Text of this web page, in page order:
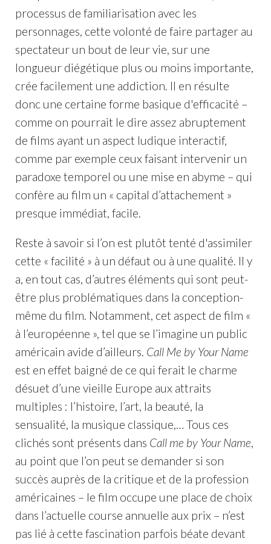
processus de familiarisation avec les
personnages, cette volonté de faire partager au
spectateur un bout de leur vie, sur une
longueur diégétique plus ou moins importante,
crée facilement une addiction. Il en résulte
donc une certaine forme basique d'efficacité –
comme on pourrait le dire assez abruptement
de films ayant un aspect ludique interactif,
comme par exemple ceux faisant intervenir un
paradoxe temporel ou une mise en abyme – qui
confère au film un « capital d’attachement »
presque immédiat, facile.
Reste à savoir si l’on est plutôt tenté d'assimiler
cette « facilité » à un défaut ou à une qualité. Il y
a, en tout cas, d’autres éléments qui sont peut-
être plus problématiques dans la conception-
même du film. Notamment, cet aspect de film «
à l’européenne », tel que se l’imagine un public
américain avide d’ailleurs. Call Me by Your Name
est en effet baigné de ce qui ferait le charme
désuet d’une vieille Europe aux attraits
multiples : l’histoire, l’art, la beauté, la
sensualité, la musique classique,… Tous ces
clichés sont présents dans Call me by Your Name,
au point que l’on peut se demander si son
succès auprès de la critique et de la profession
américaines – le film occupe une place de choix
dans l’actuelle course annuelle aux prix – n’est
pas lié à cette fascination parfois béate devant